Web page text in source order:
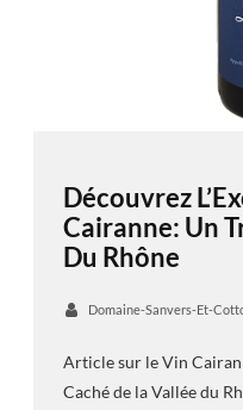
Découvrez
Cairanne: Un
Du Rhône
Domaine-Sanvers-Et-
Article sur le Vin
Caché de la Vallée du